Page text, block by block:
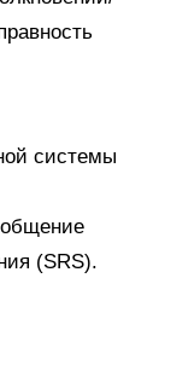
системы
(SRS).